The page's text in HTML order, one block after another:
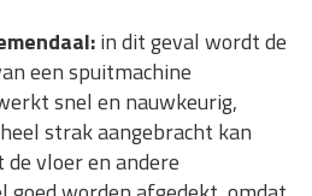
in dit geval wordt de
een spuitmachine
snel en nauwkeurig,
strak aangebracht kan
vloer en andere